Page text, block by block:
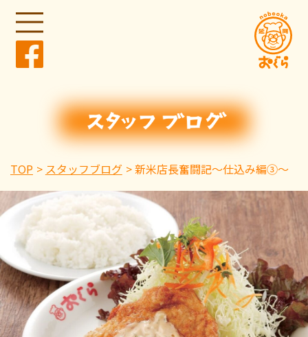
TOP スタッフブログ 新米店長奮闘記〜仕込み編③〜